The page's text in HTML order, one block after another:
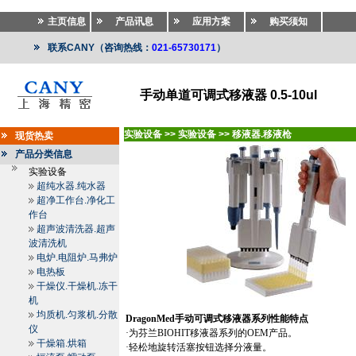
主页信息 产品讯息 应用方案 购买须知
联系CANY（咨询热线： 021-65730171）
手动单道可调式移液器 0.5-10ul
现货热卖
产品分类信息
实验设备
超纯水器.纯水器
超净工作台.净化工
作台
超声波清洗器.超声
波清洗机
电炉.电阻炉.马弗炉
电热板
干燥仪.干燥机.冻干
机
均质机.匀浆机.分散
仪
干燥箱.烘箱
实验设备 >> 实验设备 >> 移液器.移液枪
DragonMed手动可调式移液器系列性能特点
·为芬兰BIOHIT移液器系列的OEM产品。
·轻松地旋转活塞按钮选择分液量。